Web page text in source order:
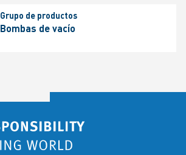
Grupo de productos
Bombas de vacío